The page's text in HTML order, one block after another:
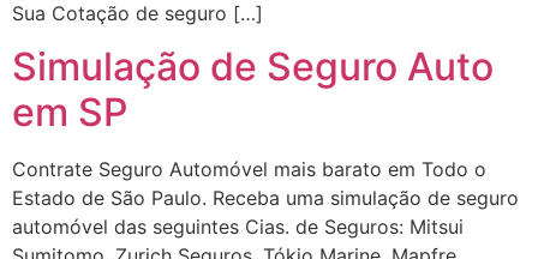
Sua Cotação de seguro […]
Simulação de Seguro Auto
em SP
Contrate Seguro Automóvel mais barato em Todo o
Estado de São Paulo. Receba uma simulação de seguro
automóvel das seguintes Cias. de Seguros: Mitsui